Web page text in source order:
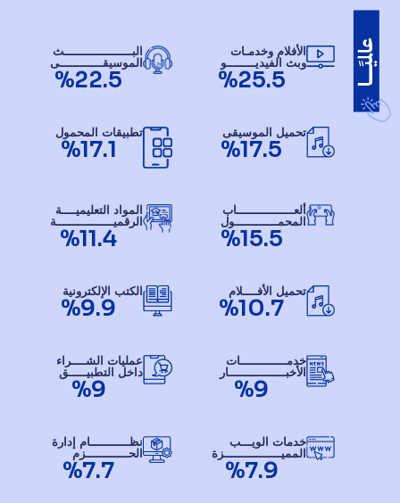
الأفلام وخدمـات
وبث الفيديــــــــو
%25.5
البـــــــــــــــــــث
الموسيقــــــــــــى
%22.5
تحميل الموسيقى
%17.5
تطبيقات المحمول
%17.1
ألعــــــــــــــــاب
المحمــــــــــــول
%15.5
المواد التعليميــــة
الرقميــــــــــــــــة
%11.4
تحميل الأفــــلام
%10.7
الكتب الإلكترونية
%9.9
خدمـــــــــــــات
الأخبــــــــــــــــار
%9
عمليات الشــــراء
داخل التطبيـــــق
%9
خدمات الويـــب
المميــــــــــــــــزة
%7.9
نظـــــــــــام إدارة
الحــــــــــــزم
%7.7